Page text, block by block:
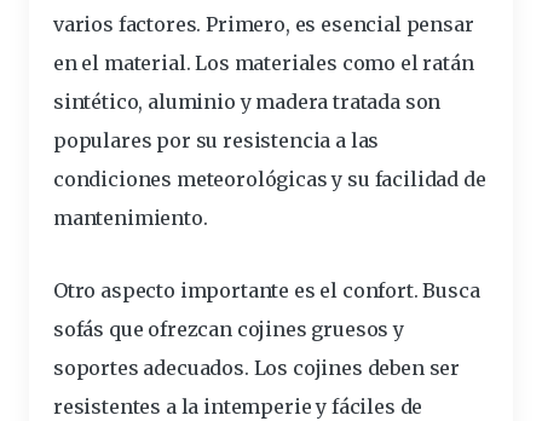
varios factores. Primero, es esencial pensar
en el material. Los materiales como el ratán
sintético, aluminio y madera tratada son
populares por su resistencia a las
condiciones meteorológicas y su facilidad de
mantenimiento.
Otro aspecto importante es el confort. Busca
sofás que ofrezcan cojines gruesos y
soportes adecuados. Los cojines deben ser
resistentes a la intemperie y fáciles de